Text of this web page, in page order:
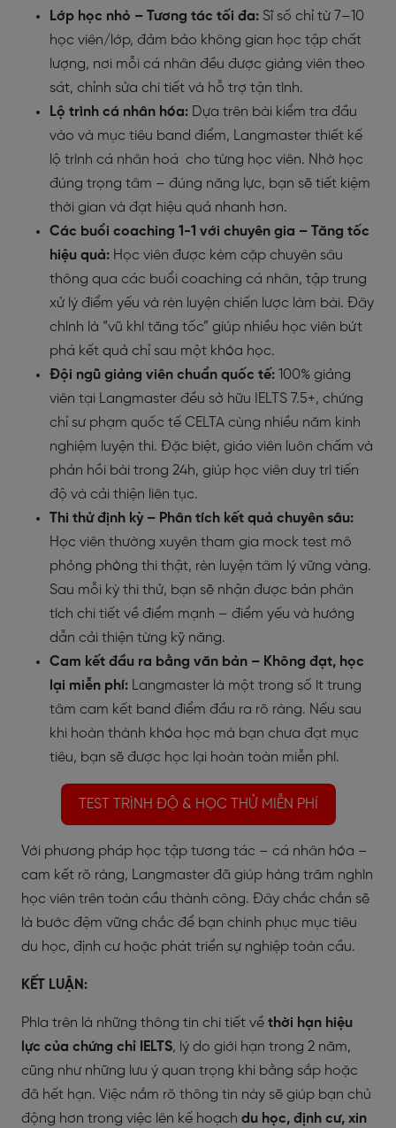
Lớp học nhỏ – Tương tác tối đa: Sĩ số chỉ từ 7–10
học viên/lớp, đảm bảo không gian học tập chất
lượng, nơi mỗi cá nhân đều được giảng viên theo
sát, chỉnh sửa chi tiết và hỗ trợ tận tình.
Lộ trình cá nhân hóa: Dựa trên bài kiểm tra đầu
vào và mục tiêu band điểm, Langmaster thiết kế
lộ trình cá nhân hoá cho từng học viên. Nhờ học
đúng trọng tâm – đúng năng lực, bạn sẽ tiết kiệm
thời gian và đạt hiệu quả nhanh hơn.
Các buổi coaching 1-1 với chuyên gia – Tăng tốc
hiệu quả: Học viên được kèm cặp chuyên sâu
thông qua các buổi coaching cá nhân, tập trung
xử lý điểm yếu và rèn luyện chiến lược làm bài. Đây
chính là “vũ khí tăng tốc” giúp nhiều học viên bứt
phá kết quả chỉ sau một khóa học.
Đội ngũ giảng viên chuẩn quốc tế: 100% giảng
viên tại Langmaster đều sở hữu IELTS 7.5+, chứng
chỉ sư phạm quốc tế CELTA cùng nhiều năm kinh
nghiệm luyện thi. Đặc biệt, giáo viên luôn chấm và
phản hồi bài trong 24h, giúp học viên duy trì tiến
độ và cải thiện liên tục.
Thi thử định kỳ – Phân tích kết quả chuyên sâu:
Học viên thường xuyên tham gia mock test mô
phỏng phòng thi thật, rèn luyện tâm lý vững vàng.
Sau mỗi kỳ thi thử, bạn sẽ nhận được bản phân
tích chi tiết về điểm mạnh – điểm yếu và hướng
dẫn cải thiện từng kỹ năng.
Cam kết đầu ra bằng văn bản – Không đạt, học
lại miễn phí: Langmaster là một trong số ít trung
tâm cam kết band điểm đầu ra rõ ràng. Nếu sau
khi hoàn thành khóa học mà bạn chưa đạt mục
tiêu, bạn sẽ được học lại hoàn toàn miễn phí.
TEST TRÌNH ĐỘ & HỌC THỬ MIỄN PHÍ
Với phương pháp học tập tương tác – cá nhân hóa –
cam kết rõ ràng, Langmaster đã giúp hàng trăm nghìn
học viên trên toàn cầu thành công. Đây chắc chắn sẽ
là bước đệm vững chắc để bạn chinh phục mục tiêu
du học, định cư hoặc phát triển sự nghiệp toàn cầu.
KẾT LUẬN:
Phía trên là những thông tin chi tiết về thời hạn hiệu
lực của chứng chỉ IELTS, lý do giới hạn trong 2 năm,
cũng như những lưu ý quan trọng khi bằng sắp hoặc
đã hết hạn. Việc nắm rõ thông tin này sẽ giúp bạn chủ
động hơn trong việc lên kế hoạch du học, định cư, xin